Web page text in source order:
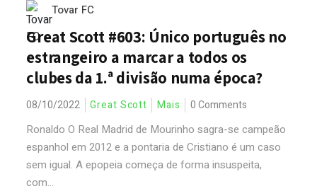
Tovar FC
Great Scott #603: Único português no
estrangeiro a marcar a todos os
clubes da 1.ª divisão numa época?
08/10/2022 Great Scott Mais 0 Comments
Ronaldo O Real Madrid de Mourinho sagra-se campeão
espanhol em 2012 e a pontaria de Cristiano é um caso
sem igual. A epopeia começa de forma insuspeita,
com...